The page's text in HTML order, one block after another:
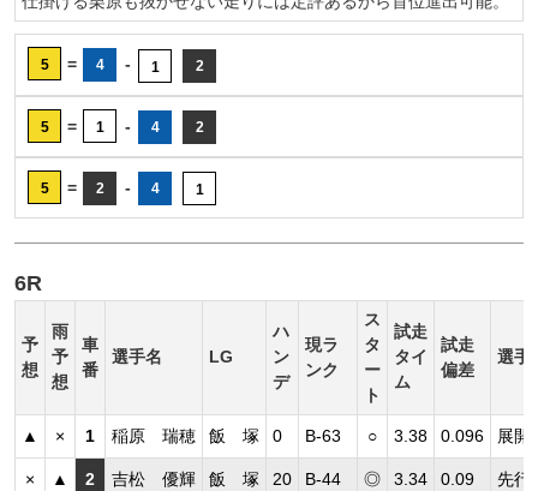
5 = 4 - 1 2
5 = 1 - 4 2
5 = 2 - 4 1
6R
予
想
雨
予
想
車
番
選手名 LG
ハ
ン
デ
現ラ
ンク
ス
タ
ー
ト
試走
タイ
ム
試走
偏差
選手
▲ × 1 稲原 瑞穂 飯 塚 0 B-63 ○ 3.38 0.096 展開
× ▲ 2 吉松 優輝 飯 塚 20 B-44 ◎ 3.34 0.09 先行